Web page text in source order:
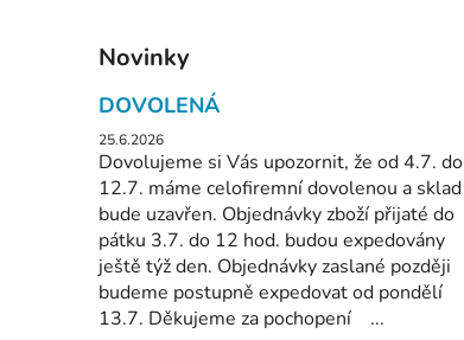
Novinky
DOVOLENÁ
25.6.2026
Dovolujeme si Vás upozornit, že od 4.7. do
12.7. máme celofiremní dovolenou a sklad
bude uzavřen. Objednávky zboží přijaté do
pátku 3.7. do 12 hod. budou expedovány
ještě týž den. Objednávky zaslané později
budeme postupně expedovat od pondělí
13.7. Děkujeme za pochopení ...